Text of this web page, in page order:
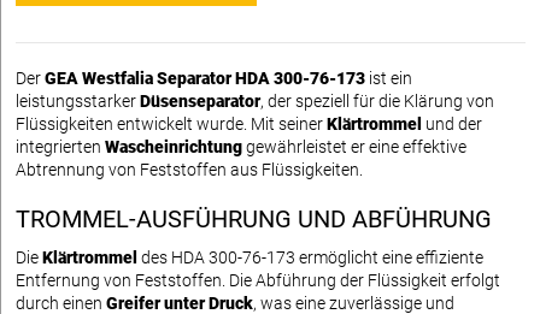
DerGEA Westfalia Separator HDA 300-76-173 ist ein
leistungsstarkerDüsenseparator, der speziell für die Klärung von
Flüssigkeiten entwickelt wurde. Mit seinerKlärtrommel und der
integrierten Wascheinrichtunggewährleistet er eine effektive
Abtrennung von Feststoffen aus Flüssigkeiten.
TROMMEL-AUSFÜHRUNG UND ABFÜHRUNG
DieKlärtrommel des HDA 300-76-173 ermöglicht eine effiziente
Entfernung von Feststoffen. Die Abführung der Flüssigkeit erfolgt
durch einen Greifer unter Druck, was eine zuverlässige und